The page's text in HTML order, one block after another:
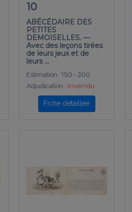
10
ABÉCÉDAIRE DES
PETITES
DEMOISELLES. —
Avec des leçons tirées
de leurs jeux et de
leurs …
Estimation : 150 - 200
Adjudication : Invendu
Fiche détaillée